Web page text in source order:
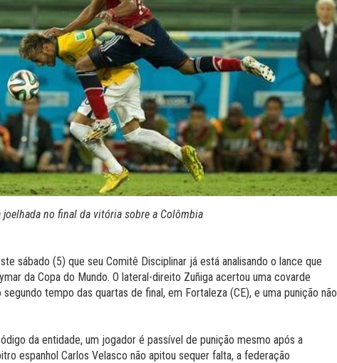
joelhada no final da vitória sobre a Colômbia
sábado (5) que seu Comitê Disciplinar já está analisando o lance que
da Copa do Mundo. O lateral-direito Zuñiga acertou uma covarde
segundo tempo das quartas de final, em Fortaleza (CE), e uma punição não
da entidade, um jogador é passível de punição mesmo após a
espanhol Carlos Velasco não apitou sequer falta, a federação